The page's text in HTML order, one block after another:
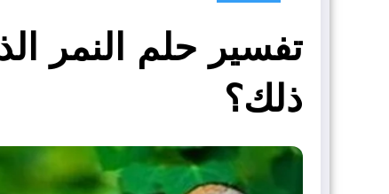
تفسير حلم النمر
ذلك؟